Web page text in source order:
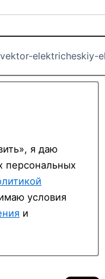
я даю
персональных
условия
и